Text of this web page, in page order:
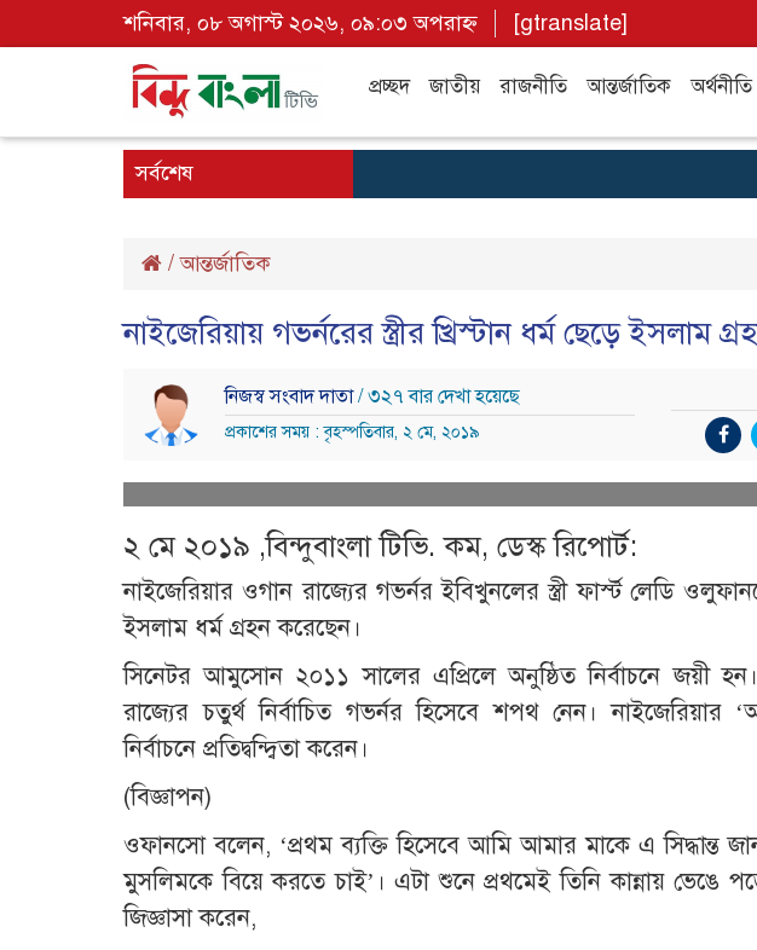
শনিবার, ০৮ অগাস্ট ২০২৬, ০৯:০৩ অপরাহ্ন [gtranslate]
প্রচ্ছদ জাতীয় রাজনীতি আন্তর্জাতিক অর্থনীতি
সর্বশেষ
/আন্তর্জাতিক
নাইজেরিয়ায় গভর্নরের স্ত্রীর খ্রিস্টান ধর্ম ছেড়ে ইসলাম
নিজস্ব সংবাদ দাতা/ ৩২৭ বার দেখা হয়েছে
প্রকাশের সময় : বৃহস্পতিবার, ২ মে, ২০১৯
২ মে ২০১৯ ,বিন্দুবাংলা টিভি. কম, ডেস্ক রিপোর্ট:
নাইজেরিয়ার ওগান রাজ্যের গভর্নর ইবিখুনলের স্ত্রী ফার্স্ট লেডি
ইসলাম ধর্ম গ্রহন করেছেন।
সিনেটর আমুসোন ২০১১ সালের এপ্রিলে অনুষ্ঠিত নির্বাচনে জয়ী
রাজ্যের চতুর্থ নির্বাচিত গভর্নর হিসেবে শপথ নেন। নাইজেরিয়ার
নির্বাচনে প্রতিদ্বন্দ্বিতা করেন।
(বিজ্ঞাপন)
ওফানসো বলেন, ‘প্রথম ব্যক্তি হিসেবে আমি আমার মাকে এ সিদ্ধান্ত
মুসলিমকে বিয়ে করতে চাই’। এটা শুনে প্রথমেই তিনি কান্নায় ভেঙে
জিজ্ঞাসা করেন,